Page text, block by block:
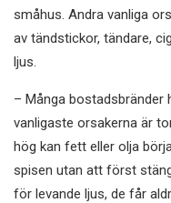
småhus. Andra vanliga
av tändstickor, tändare,
ljus.
– Många bostadsbränder
vanligaste orsakerna är
hög kan fett eller olja
spisen utan att först
för levande ljus, de får